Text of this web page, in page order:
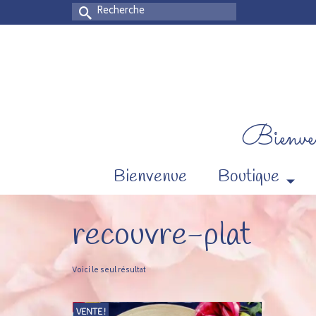
Rechercher :
Bienvenue Boutique
recouvre-plat
Voici le seul résultat
VENTE !